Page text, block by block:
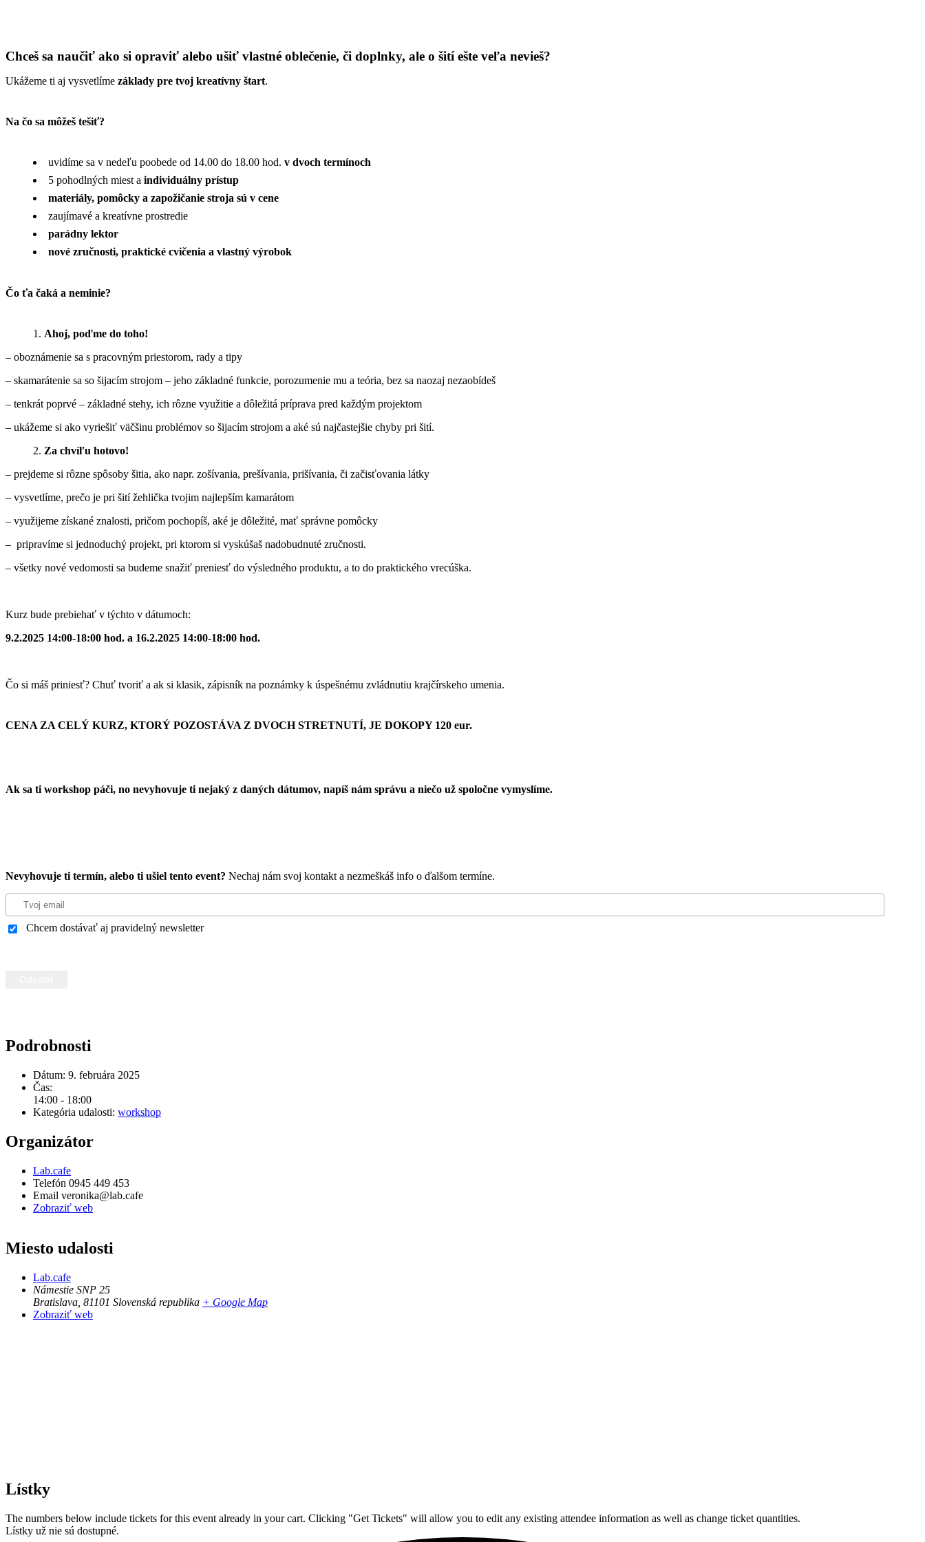
Chceš sa naučiť ako si opraviť alebo ušiť vlastné oblečenie, či doplnky, ale o šití ešte veľa nevieš?
Ukážeme ti aj vysvetlíme základy pre tvoj kreatívny štart.
Na čo sa môžeš tešiť?
uvidíme sa v nedeľu poobede od 14.00 do 18.00 hod. v dvoch termínoch
5 pohodlných miest a individuálny prístup
materiály, pomôcky a zapožičanie stroja sú v cene
zaujímavé a kreatívne prostredie
parádny lektor
nové zručnosti, praktické cvičenia a vlastný výrobok
Čo ťa čaká a neminie?
Ahoj, poďme do toho!
– oboznámenie sa s pracovným priestorom, rady a tipy
– skamarátenie sa so šijacím strojom – jeho základné funkcie, porozumenie mu a teória, bez sa naozaj nezaobídeš
– tenkrát poprvé – základné stehy, ich rôzne využitie a dôležitá príprava pred každým projektom
– ukážeme si ako vyriešiť väčšinu problémov so šijacím strojom a aké sú najčastejšie chyby pri šití.
Za chvíľu hotovo!
– prejdeme si rôzne spôsoby šitia, ako napr. zošívania, prešívania, prišívania, či začisťovania látky
– vysvetlíme, prečo je pri šití žehlička tvojim najlepším kamarátom
– využijeme získané znalosti, pričom pochopíš, aké je dôležité, mať správne pomôcky
– pripravíme si jednoduchý projekt, pri ktorom si vyskúšaš nadobudnuté zručnosti.
– všetky nové vedomosti sa budeme snažiť preniesť do výsledného produktu, a to do praktického vrecúška.
Kurz bude prebiehať v týchto v dátumoch:
9.2.2025 14:00-18:00 hod. a 16.2.2025 14:00-18:00 hod.
Čo si máš priniesť? Chuť tvoriť a ak si klasik, zápisník na poznámky k úspešnému zvládnutiu krajčírskeho umenia.
CENA ZA CELÝ KURZ, KTORÝ POZOSTÁVA Z DVOCH STRETNUTÍ, JE DOKOPY 120 eur.
Ak sa ti workshop páči, no nevyhovuje ti nejaký z daných dátumov, napíš nám správu a niečo už spoločne vymyslíme.
Nevyhovuje ti termín, alebo ti ušiel tento event? Nechaj nám svoj kontakt a nezmeškáš info o ďalšom termíne.
Chcem dostávať aj pravidelný newsletter
Podrobnosti
Dátum: 9. februára 2025
Čas:
14:00 - 18:00
Kategória udalosti: workshop
Organizátor
Lab.cafe
Telefón 0945 449 453
Email veronika@lab.cafe
Zobraziť web
Miesto udalosti
Lab.cafe
Námestie SNP 25
Bratislava 81101 Slovenská republika + Google Map
Zobraziť web
Lístky
The numbers below include tickets for this event already in your cart. Clicking "Get Tickets" will allow you to edit any existing attendee information as well as change ticket quantities.
Lístky už nie sú dostupné.